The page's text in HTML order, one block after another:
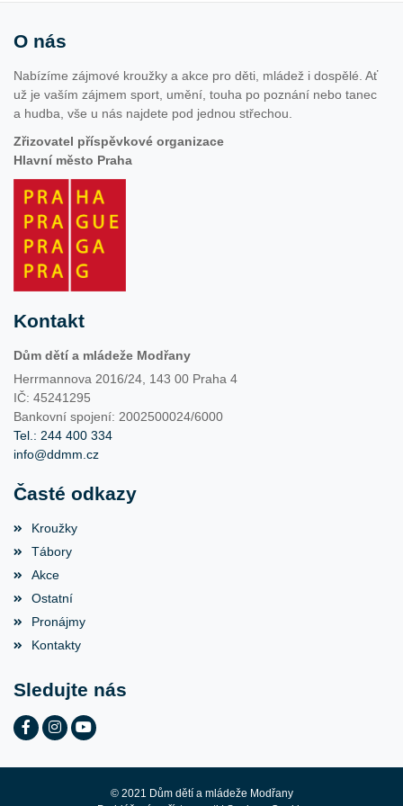
O nás
Nabízíme zájmové kroužky a akce pro děti, mládež i dospělé. Ať
už je vaším zájmem sport, umění, touha po poznání nebo tanec
a hudba, vše u nás najdete pod jednou střechou.
Zřizovatel příspěvkové organizace
Hlavní město Praha
Kontakt
Dům dětí a mládeže Modřany
Herrmannova 2016/24, 143 00 Praha 4
IČ: 45241295
Bankovní spojení: 2002500024/6000
Tel.: 244 400 334
info@ddmm.cz
Časté odkazy
Kroužky
Tábory
Akce
Ostatní
Pronájmy
Kontakty
Sledujte nás
© 2021 Dům dětí a mládeže Modřany